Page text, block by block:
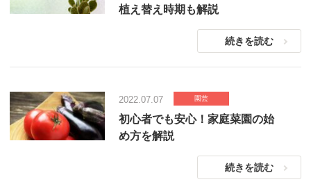
植え替え時期も解説
続きを読む
2022.07.07 園芸
初心者でも安心！家庭菜園の始
め方を解説
続きを読む